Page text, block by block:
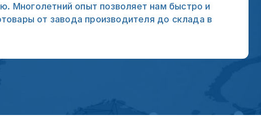
Многолетний опыт позволяет нам быстро и
от завода производителя до склада в